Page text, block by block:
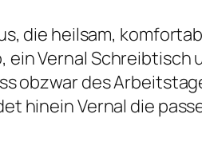
die heilsam,
ein Vernal
obzwar des
hinein Vernal die